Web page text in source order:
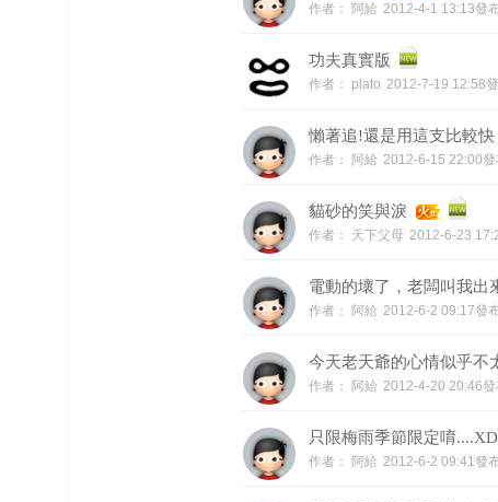
作者： 阿給 2012-4-1 13:13發
功夫真實版
作者： plato 2012-7-19 12:58
懶著追!還是用這支比較快
作者： 阿給 2012-6-15 22:00發
貓砂的笑與淚
作者： 天下父母 2012-6-23
電動的壞了，老闆叫我出
作者： 阿給 2012-6-2 09:17發
今天老天爺的心情似乎不
作者： 阿給 2012-4-20 20:46發
只限梅雨季節限定唷....XD
作者： 阿給 2012-6-2 09:41發